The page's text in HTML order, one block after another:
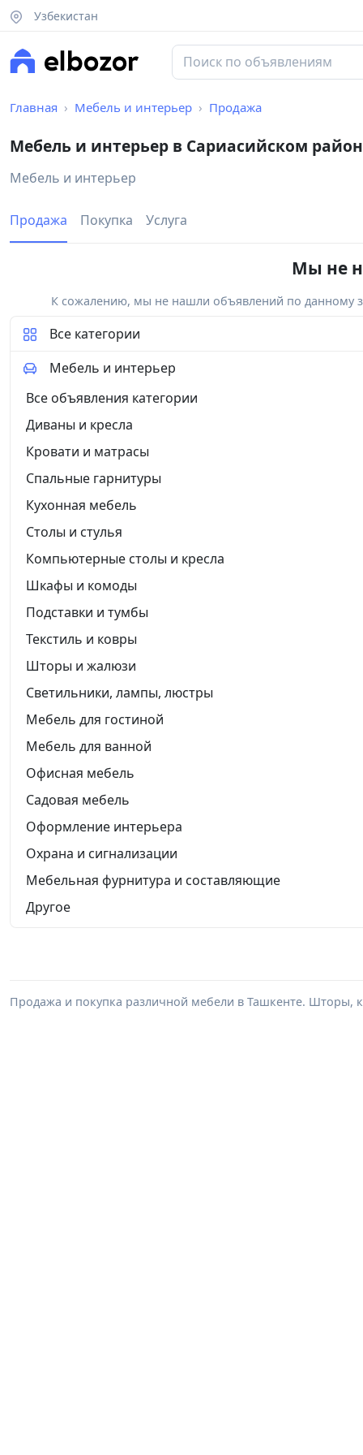
Узбекистан
Главная Мебель и интерьер Продажа
Мебель и интерьер в Сариасийском
Мебель и интерьер
Продажа Покупка Услуга
Мы не
К сожалению, мы не нашли объявлений по данному
Все категории
Мебель и интерьер
Все объявления категории
Диваны и кресла
Кровати и матрасы
Спальные гарнитуры
Кухонная мебель
Столы и стулья
Компьютерные столы и кресла
Шкафы и комоды
Подставки и тумбы
Текстиль и ковры
Шторы и жалюзи
Светильники, лампы, люстры
Мебель для гостиной
Мебель для ванной
Офисная мебель
Садовая мебель
Оформление интерьера
Охрана и сигнализации
Мебельная фурнитура и составляющие
Другое
Продажа и покупка различной мебели в Ташкенте. Шторы,